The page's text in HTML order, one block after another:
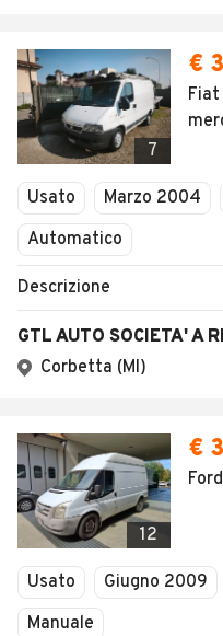
7
€
Usato Marzo 2004
Automatico
Descrizione
Corbetta (MI)
12
€
Usato Giugno 2009
Manuale